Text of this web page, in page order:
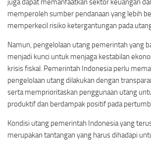
juga dapat memanfaatkan sektor keuangan
memperoleh sumber pendanaan yang lebih
memperkecil risiko ketergantungan pada
Namun, pengelolaan utang pemerintah yang
menjadi kunci untuk menjaga kestabilan
krisis fiskal. Pemerintah Indonesia perlu
pengelolaan utang dilakukan dengan
serta memprioritaskan penggunaan utang
produktif dan berdampak positif pada
Kondisi utang pemerintah Indonesia yang
merupakan tantangan yang harus dihadapi